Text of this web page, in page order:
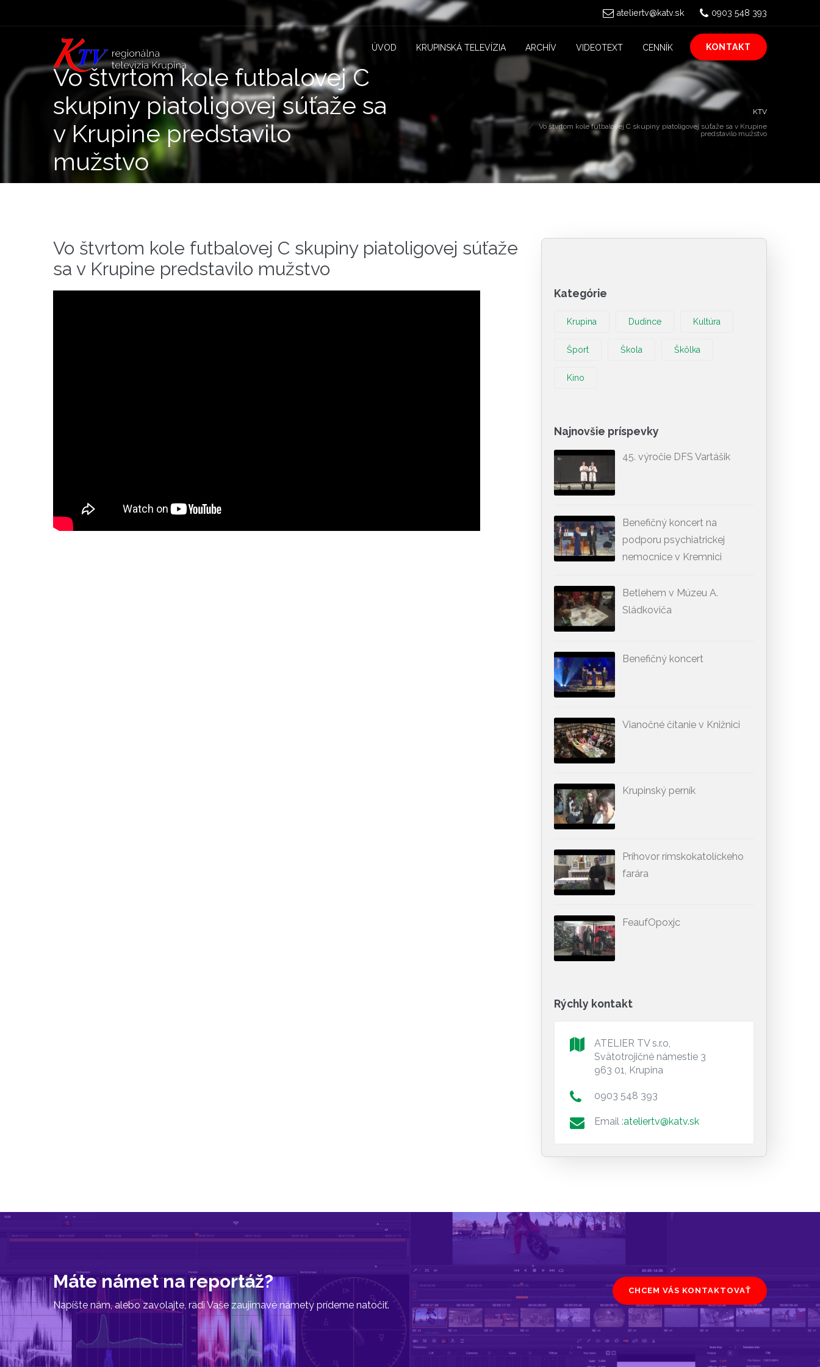
ateliertv@katv.sk 0903 548 393
ÚVOD KRUPINSKÁ TELEVÍZIA ARCHÍV VIDEOTEXT CENNÍK KONTAKT
Vo štvrtom kole futbalovej C
skupiny piatoligovej súťaže sa
v Krupine predstavilo
mužstvo
KTV
Vo štvrtom kole futbalovej C skupiny piatoligovej súťaže sa v Krupine
predstavilo mužstvo
Vo štvrtom kole futbalovej C skupiny piatoligovej súťaže
sa v Krupine predstavilo mužstvo
Kategórie
Krupina Dudince Kultúra
Šport Škola Škôlka
Kino
Najnovšie príspevky
45. výročie DFS Vartášik
Benefičný koncert na
podporu psychiatrickej
nemocnice v Kremnici
Betlehem v Múzeu A.
Sládkoviča
Benefičný koncert
Vianočné čítanie v Knižnici
Krupinský perník
Príhovor rímskokatolíckeho
farára
FeaufOpoxjc
Rýchly kontakt
ATELIER TV s.r.o,
Svätotrojičné námestie 3
963 01, Krupina
0903 548 393
Email :ateliertv@katv.sk
Máte námet na reportáž?
Napíšte nám, alebo zavolajte, radi Vaše zaujímavé námety prídeme natočiť.
CHCEM VÁS KONTAKTOVAŤ